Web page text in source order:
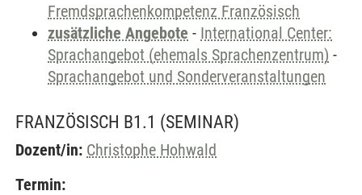
Fremdsprachenkompetenz Französisch
zusätzliche Angebote - International Center:
Sprachangebot (ehemals Sprachenzentrum) -
Sprachangebot und Sonderveranstaltungen
FRANZÖSISCH B1.1 (SEMINAR)
Dozent/in: Christophe Hohwald
Termin: